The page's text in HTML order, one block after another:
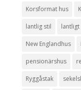
Korsformat hus
lantlig stil lantligt
New Englandhus
pensionärshus
Ryggåstak